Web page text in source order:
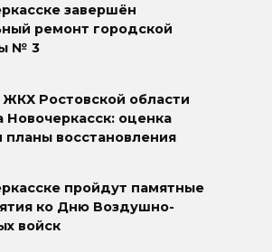
завершён
ремонт городской
№ 3
Ростовской области
Новочеркасск: оценка
планы восстановления
пройдут памятные
ко Дню Воздушно-
войск